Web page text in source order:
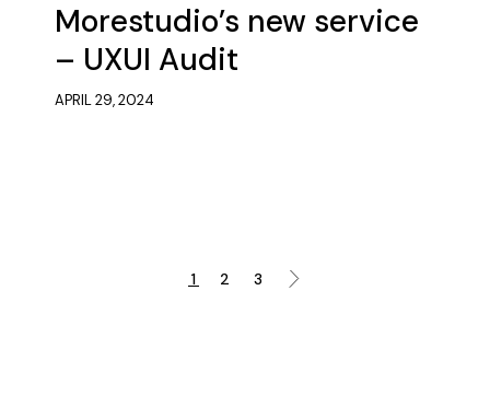
Morestudio’s new service
– UXUI Audit
APRIL 29, 2024
1 2 3